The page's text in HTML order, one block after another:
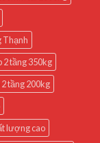
Thạnh
2 tầng 350kg
tầng 200kg
lượng cao